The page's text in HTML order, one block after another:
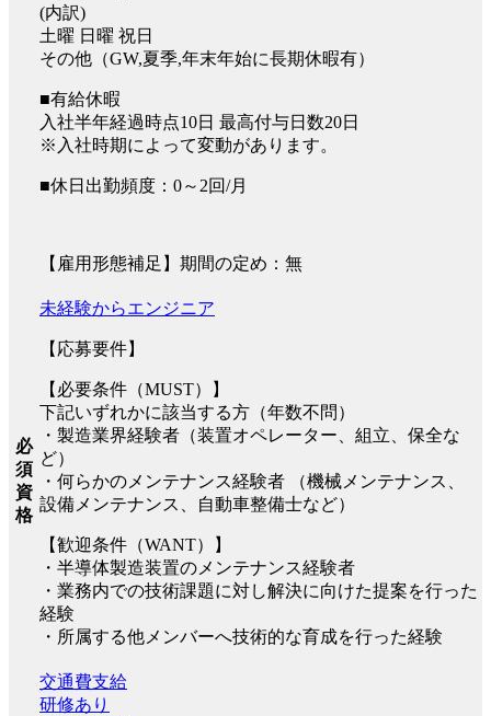
(内訳)
土曜 日曜 祝日
その他（GW,夏季,年末年始に長期休暇有）
■有給休暇
入社半年経過時点10日 最高付与日数20日
※入社時期によって変動があります。
■休日出勤頻度：0～2回/月
【雇用形態補足】期間の定め：無
必
須
資
格
未経験からエンジニア
【応募要件】
【必要条件（MUST）】
下記いずれかに該当する方（年数不問）
・製造業界経験者（装置オペレーター、組立、保全な
ど）
・何らかのメンテナンス経験者 （機械メンテナンス、
設備メンテナンス、自動車整備士など）
【歓迎条件（WANT）】
・半導体製造装置のメンテナンス経験者
・業務内での技術課題に対し解決に向けた提案を行った
経験
・所属する他メンバーへ技術的な育成を行った経験
交通費支給
研修あり